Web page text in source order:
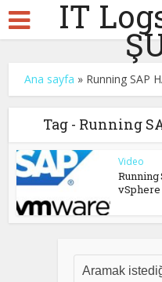
IT
Ana sayfa » Running SAP
Tag - Running
Video
Running
vSphere